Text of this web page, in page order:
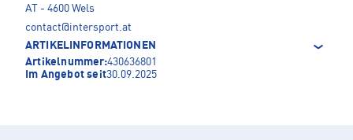
AT - 4600 Wels
contact@intersport.at
ARTIKELINFORMATIONEN
Artikelnummer:430636801
Im Angebot seit30.09.2025